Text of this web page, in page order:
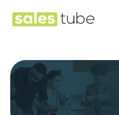
Salestube